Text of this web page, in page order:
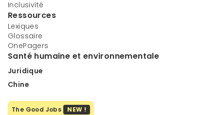
Inclusivité
Ressources
Lexiques
Glossaire
OnePagers
Santé humaine et environnementale
Juridique
Chine
The Good Jobs NEW !